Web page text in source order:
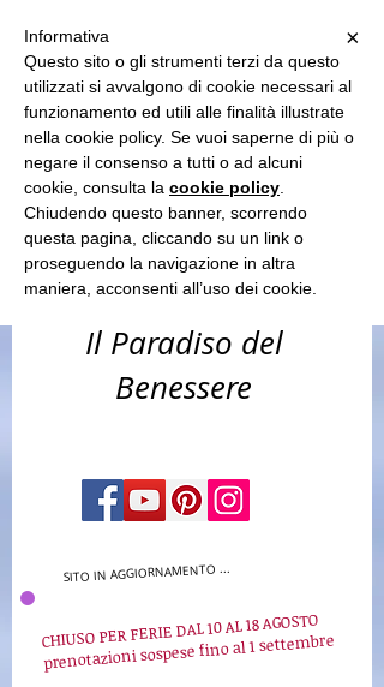
-benessere
corpo & capelli
-estetica &
solarium​
Il Paradiso del
Benessere
SITO IN AGGIORNAMENTO ...
CHIUSO PER FERIE DAL 10 AL 18 AGOSTO
prenotazioni sospese fino al 1 settembre
×
Informativa
Questo sito o gli strumenti terzi da questo
utilizzati si avvalgono di cookie necessari al
funzionamento ed utili alle finalità illustrate
nella cookie policy. Se vuoi saperne di più o
negare il consenso a tutti o ad alcuni
cookie, consulta la cookie policy
Chiudendo questo banner, scorrendo
questa pagina, cliccando su un link o
proseguendo la navigazione in altra
maniera, acconsenti all’uso dei cookie.